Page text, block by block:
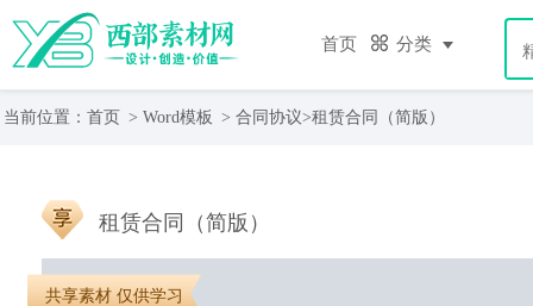
首页 分类
当前位置： 首页 > Word模板 > 合同协议>租赁合同（简版）
共享素材 仅供学习
租赁合同（简版）